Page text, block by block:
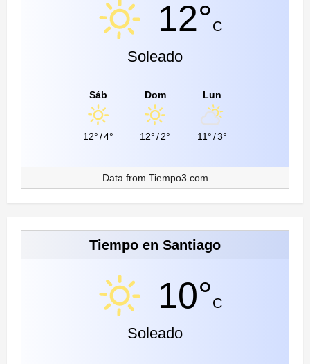
12°C
Soleado
Sáb
12°/4°
Dom
12°/2°
Lun
11°/3°
Data from Tiempo3.com
Tiempo en Santiago
10°C
Soleado